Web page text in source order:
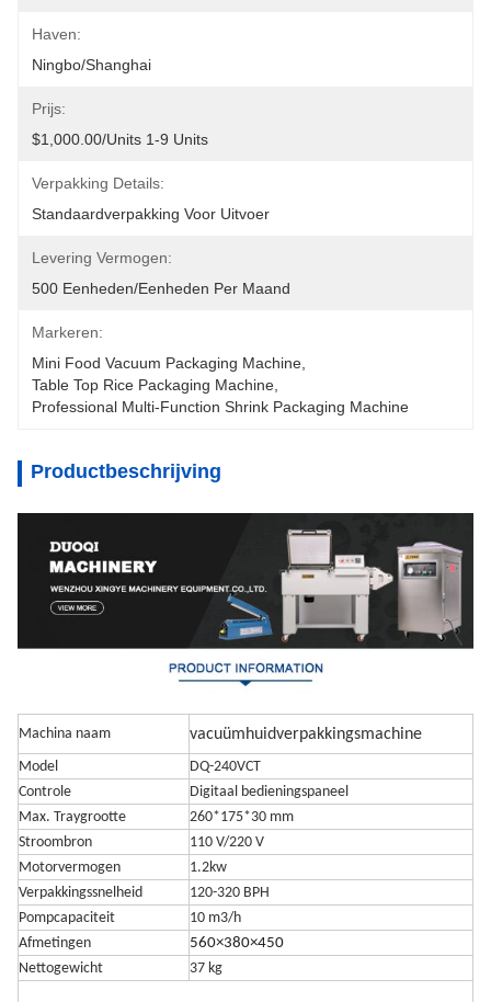
Haven:
Ningbo/Shanghai
Prijs:
$1,000.00/units 1-9 Units
Verpakking Details:
Standaardverpakking Voor Uitvoer
Levering Vermogen:
500 Eenheden/eenheden Per Maand
Markeren:
Mini Food Vacuum Packaging Machine
Table Top Rice Packaging Machine
Professional Multi-Function Shrink Packaging Machine
Productbeschrijving
Machina naam vacuümhuidverpakkingsmachine
Model
DQ-240VCT
Controle
Digitaal bedieningspaneel
Max. Traygrootte
260*175*30 mm
Stroombron
110 V/220 V
Motorvermogen
1.2kw
Verpakkingssnelheid
120-320 BPH
Pompcapaciteit
10 m3/h
Afmetingen
560×380×450
Nettogewicht
37 kg